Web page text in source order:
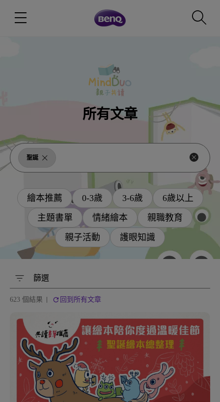
所有文章
聖誕
繪本推薦 0-3歲 3-6歲
6歲以上
主題書單
情緒繪本
親職教育
親子活動
護眼知識
篩選
623 個結果 回到所有文章